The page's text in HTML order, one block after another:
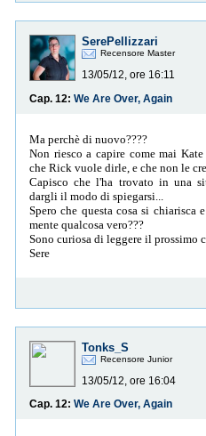
SerePellizzari
Recensore Master
13/05/12, ore 16:11
Cap. 12: We Are Over, Again
Ma perchè di nuovo????
Non riesco a capire come mai
che Rick vuole dirle, e che non le
Capisco che l'ha trovato in una
dargli il modo di spiegarsi...
Spero che questa cosa si chiarisca
mente qualcosa vero???
Sono curiosa di leggere il prossimo
Sere
Tonks_S
Recensore Junior
13/05/12, ore 16:04
Cap. 12: We Are Over, Again